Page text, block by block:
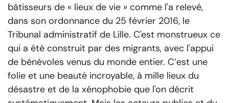
bâtisseurs de « lieux de vie » comme l'a relevé,
dans son ordonnance du 25 février 2016, le
Tribunal administratif de Lille. C'est monstrueux ce
qui a été construit par des migrants, avec l'appui
de bénévoles venus du monde entier. C’est une
folie et une beauté incroyable, à mille lieux du
désastre et de la xénophobie que l'on décrit